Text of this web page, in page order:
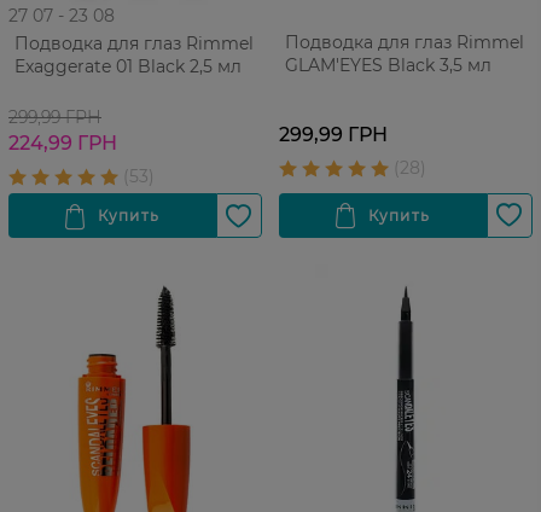
27 07 - 23 08
Подводка для глаз Rimmel
Exaggerate 01 Black 2,5 мл
299,99 ГРН
224,99 ГРН
Подводка для глаз Rimmel
GLAM'EYES Black 3,5 мл
299,99 ГРН